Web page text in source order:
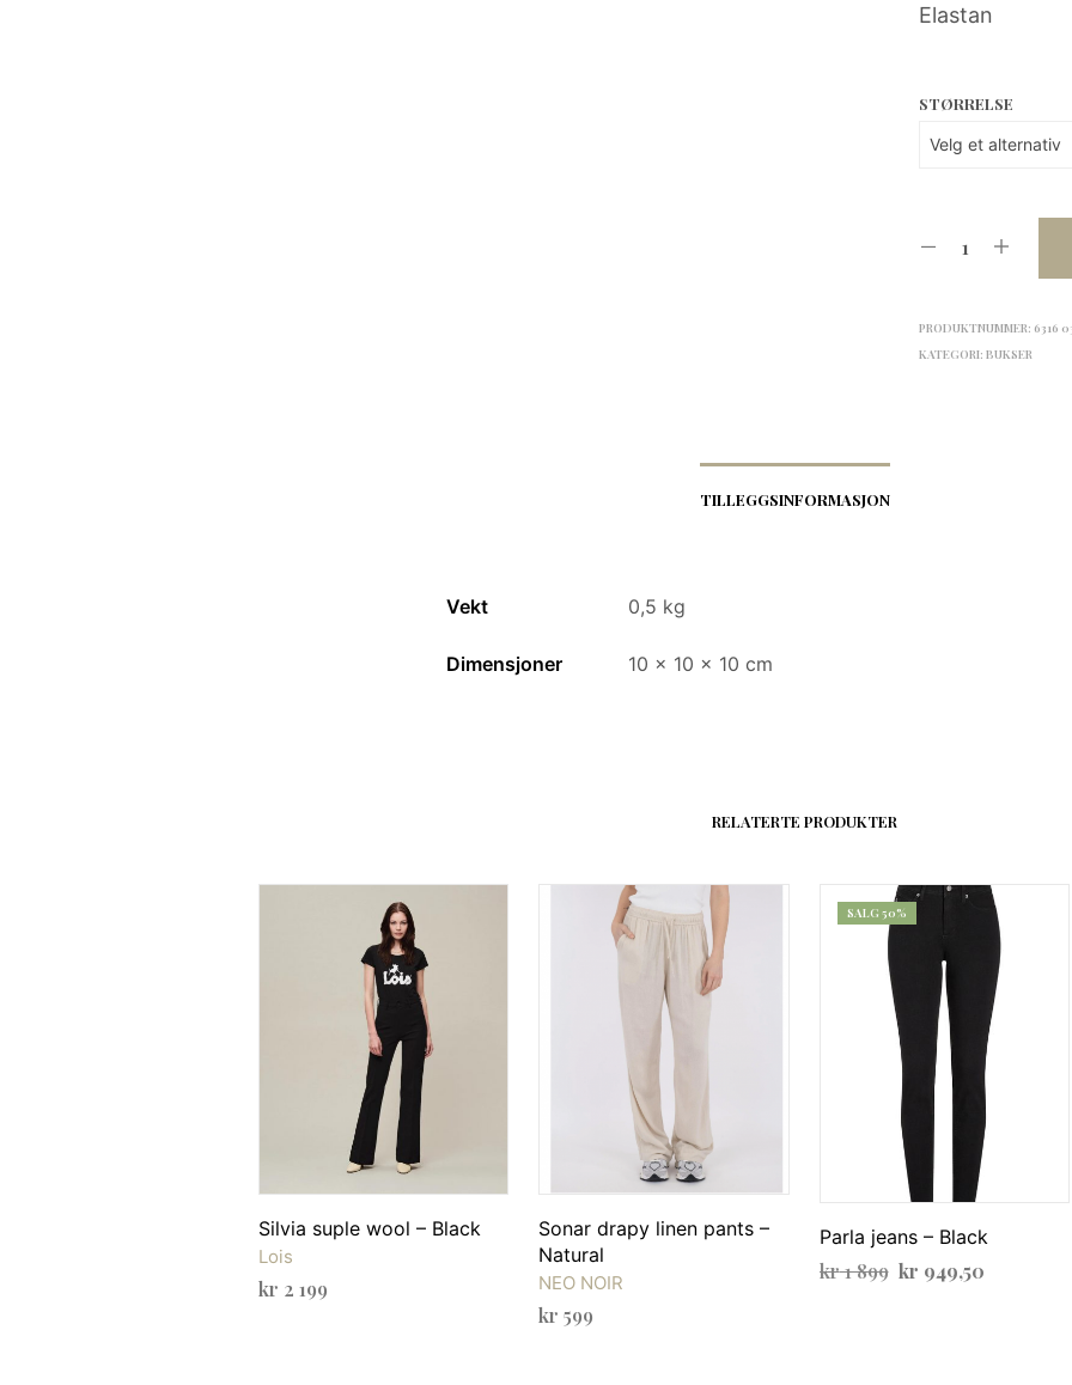
Elastan
STØRRELSE
PRODUKTNUMMER: 6316
KATEGORI:BUKSER
TILLEGGSINFORMASJON
Vekt 0,5 kg
Dimensjoner 10 × 10 × 10 cm
RELATERTE PRODUKTER
Silvia suple wool – Black
Lois
kr 2 199
Sonar drapy linen pants –
Natural
NEO NOIR
kr 599
SALG 50%
Parla jeans – Black
kr1 899 Opprinnelig
kr 949,50